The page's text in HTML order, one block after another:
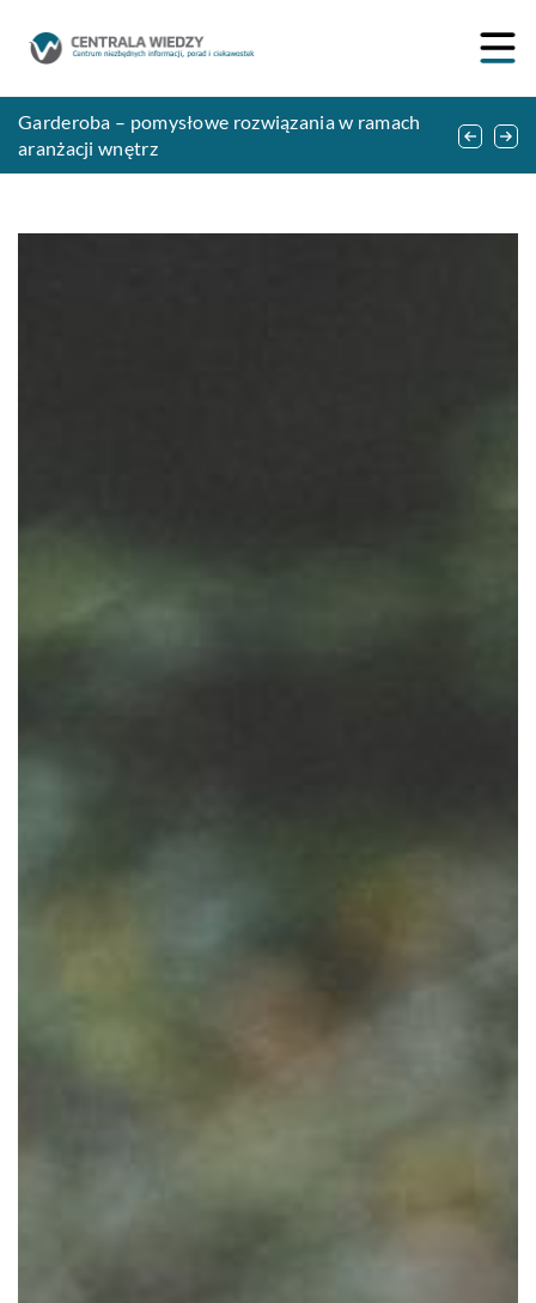
Jak działają syfony do skroplin?
Garderoba – pomysłowe rozwiązania w ramach
aranżacji wnętrz
Kamienie ozdobne do ogrodu — na co należy
zwrócić uwagę?